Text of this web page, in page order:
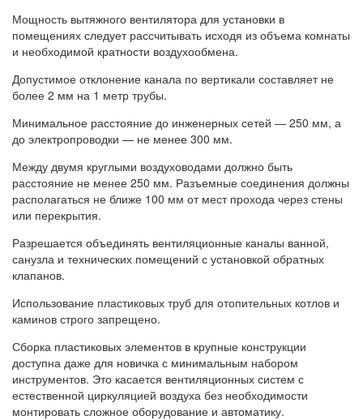
Мощность вытяжного вентилятора для установки в
помещениях следует рассчитывать исходя из объема комнаты
и необходимой кратности воздухообмена.
Допустимое отклонение канала по вертикали составляет не
более 2 мм на 1 метр трубы.
Минимальное расстояние до инженерных сетей — 250 мм, а
до электропроводки — не менее 300 мм.
Между двумя круглыми воздуховодами должно быть
расстояние не менее 250 мм. Разъемные соединения должны
располагаться не ближе 100 мм от мест прохода через стены
или перекрытия.
Разрешается объединять вентиляционные каналы ванной,
санузла и технических помещений с установкой обратных
клапанов.
Использование пластиковых труб для отопительных котлов и
каминов строго запрещено.
Сборка пластиковых элементов в крупные конструкции
доступна даже для новичка с минимальным набором
инструментов. Это касается вентиляционных систем с
естественной циркуляцией воздуха без необходимости
монтировать сложное оборудование и автоматику.